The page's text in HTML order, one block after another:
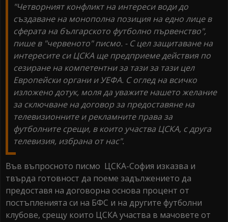
"Четворният конфликт на интереси води до
създаване на монополна позиция на едно лице в
сферата на българското футболно първенство",
пише в "червеното" писмо. - С цел защитаване на
интересите си ЦСКА ще предприеме действия по
сезиране на компетентни за тази за тази цел
Европейски органи и УЕФА. С оглед на всичко
изложено дотук, моля да уважите нашето желание
за сключване на договор за предоставяне на
телевизионните и рекламните права за
футболните срещи, в които участва ЦСКА, с друга
телевизия, избрана от нас".
Във въпросното писмо ЦСКА-София изказва и
твърда готовност да поеме задължението да
предоставя на договорна основа процент от
постъпленията си на БФС и на другите футболни
клубове, срещу които ЦСКА участва в мачовете от